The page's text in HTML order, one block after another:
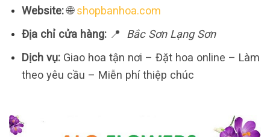
Website:🌐shopbanhoa.com
Địa chỉ cửa hàng:📍
Bắc Sơn Lạng Sơn
Dịch vụ:Giao hoa tận nơi – Đặt hoa online – Làm
theo yêu cầu – Miễn phí thiệp chúc